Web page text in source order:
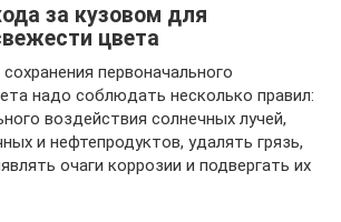
за кузовом для
цвета
первоначального
надо соблюдать несколько правил:
воздействия солнечных лучей,
и нефтепродуктов, удалять грязь,
очаги коррозии и подвергать их